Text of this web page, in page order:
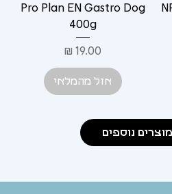
Pro Plan EN Gastro Dog
400g
מחיר
אזל מהמלאי
נוספים